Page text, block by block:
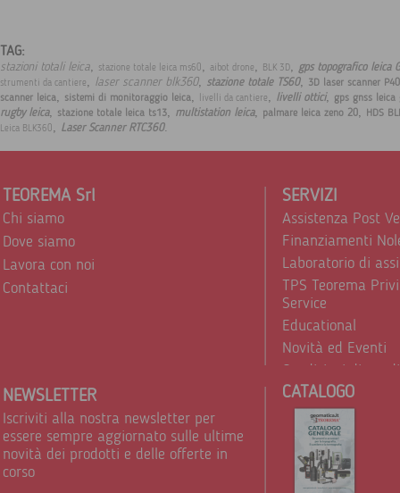
TAG:
stazioni totali leica, stazione totale leica ms60, aibot drone, BLK 3D, gps topografico leica
strumenti da cantiere, laser scanner blk360, stazione totale TS60, 3D laser scanner P40
scanner leica, sistemi di monitoraggio leica, livelli da cantiere, livelli ottici, gps gnss leica
rugby leica, stazione totale leica ts13, multistation leica, palmare leica zeno 20, HDS
Leica BLK360, Laser Scanner RTC360.
TEOREMA Srl
Chi siamo
Dove siamo
Lavora con noi
Contattaci
SERVIZI
Assistenza Post
Finanziamenti
Laboratorio di
TPS Teorema
Service
Educational
Novità ed Eventi
Condizioni di
Trattamento dei
NEWSLETTER
Iscriviti alla nostra newsletter per
essere sempre aggiornato sulle ultime
novità dei prodotti e delle offerte in
corso
CATALOGO